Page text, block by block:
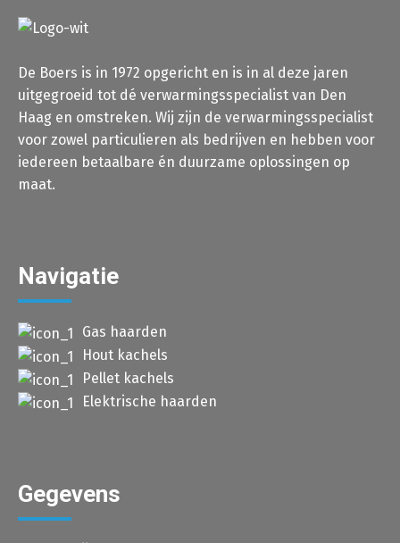
De Boers is in 1972 opgericht en is in al deze jaren
uitgegroeid tot dé verwarmingsspecialist van Den
Haag en omstreken. Wij zijn de verwarmingsspecialist
voor zowel particulieren als bedrijven en hebben voor
iedereen betaalbare én duurzame oplossingen op
maat.
Navigatie
Gas haarden
Hout kachels
Pellet kachels
Elektrische haarden
Gegevens